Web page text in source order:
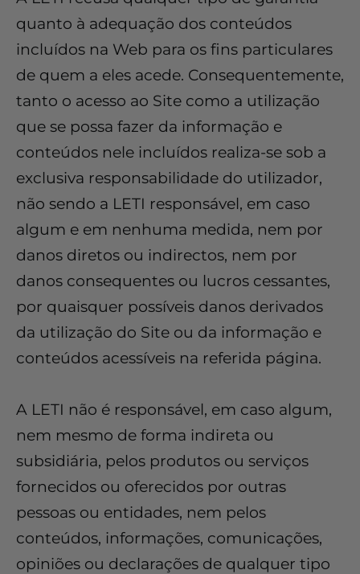
quanto à adequação dos conteúdos
incluídos na Web para os fins particulares
de quem a eles acede. Consequentemente,
tanto o acesso ao Site como a utilização
que se possa fazer da informação e
conteúdos nele incluídos realiza-se sob a
exclusiva responsabilidade do utilizador,
não sendo a LETI responsável, em caso
algum e em nenhuma medida, nem por
danos diretos ou indirectos, nem por
danos consequentes ou lucros cessantes,
por quaisquer possíveis danos derivados
da utilização do Site ou da informação e
conteúdos acessíveis na referida página.
A LETI não é responsável, em caso algum,
nem mesmo de forma indireta ou
subsidiária, pelos produtos ou serviços
fornecidos ou oferecidos por outras
pessoas ou entidades, nem pelos
conteúdos, informações, comunicações,
opiniões ou declarações de qualquer tipo